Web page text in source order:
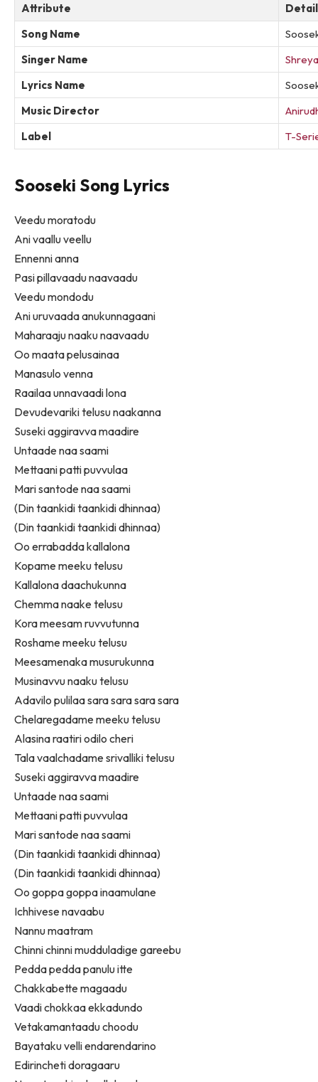
Attribute
Song Name
Singer Name
Lyrics Name
Music Director
Label
T-
Sooseki Song Lyrics
Veedu moratodu
Ani vaallu veellu
Ennenni anna
Pasi pillavaadu naavaadu
Veedu mondodu
Ani uruvaada anukunnagaani
Maharaaju naaku naavaadu
Oo maata pelusainaa
Manasulo venna
Raailaa unnavaadi lona
Devudevariki telusu naakanna
Suseki aggiravva maadire
Untaade naa saami
Mettaani patti puvvulaa
Mari santode naa saami
(Din taankidi taankidi dhinnaa)
(Din taankidi taankidi dhinnaa)
Oo errabadda kallalona
Kopame meeku telusu
Kallalona daachukunna
Chemma naake telusu
Kora meesam ruvvutunna
Roshame meeku telusu
Meesamenaka musurukunna
Musinavvu naaku telusu
Adavilo pulilaa sara sara sara sara
Chelaregadame meeku telusu
Alasina raatiri odilo cheri
Tala vaalchadame srivalliki telusu
Suseki aggiravva maadire
Untaade naa saami
Mettaani patti puvvulaa
Mari santode naa saami
(Din taankidi taankidi dhinnaa)
(Din taankidi taankidi dhinnaa)
Oo goppa goppa inaamulane
Ichhivese navaabu
Nannu maatram
Chinni chinni mudduladige gareebu
Pedda pedda panulu itte
Chakkabette magaadu
Vaadi chokkaa ekkadundo
Vetakamantaadu choodu
Bayataku velli endarendarino
Edirincheti doragaaru